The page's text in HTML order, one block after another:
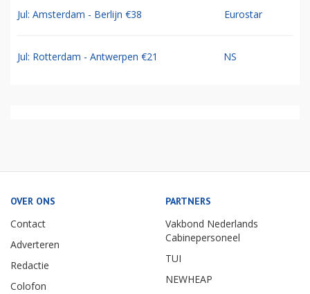
Jul: Amsterdam - Berlijn €38 Eurostar
Jul: Rotterdam - Antwerpen €21 NS
OVER ONS
Contact
Adverteren
Redactie
Colofon
PARTNERS
Vakbond Nederlands
Cabinepersoneel
TUI
NEWHEAP